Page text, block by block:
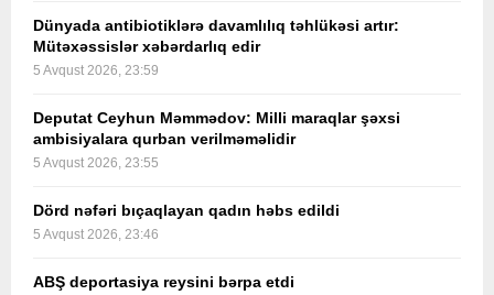
Dünyada antibiotiklərə davamlılıq təhlükəsi artır:
Mütəxəssislər xəbərdarlıq edir
5 Avqust 2026, 23:59
Deputat Ceyhun Məmmədov: Milli maraqlar şəxsi
ambisiyalara qurban verilməməlidir
5 Avqust 2026, 23:55
Dörd nəfəri bıçaqlayan qadın həbs edildi
5 Avqust 2026, 23:46
ABŞ deportasiya reysini bərpa etdi